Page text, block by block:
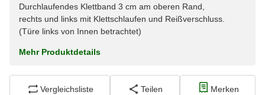
Durchlaufendes Klettband 3 cm am oberen Rand,
rechts und links mit Klettschlaufen und Reißverschluss.
(Türe links von Innen betrachtet)
Mehr Produktdetails
Vergleichsliste Teilen Merken